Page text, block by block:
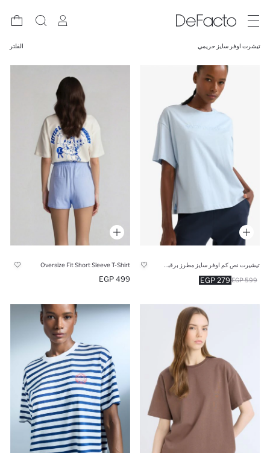
تيشرت اوفر سايز حريمي الفلتر
279 EGP 599 EGP
Oversize Fit Short Sleeve T-Shirt
499 EGP